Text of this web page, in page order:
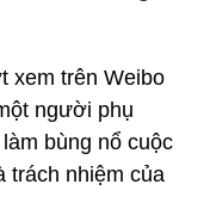
xem trên Weibo
người phụ
bùng nổ cuộc
trách nhiệm của